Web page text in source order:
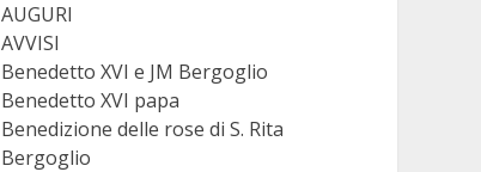
AUGURI
AVVISI
Benedetto XVI e JM Bergoglio
Benedetto XVI papa
Benedizione delle rose di S. Rita
Bergoglio